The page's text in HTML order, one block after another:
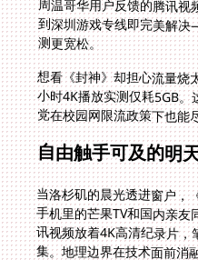
测更宽松。
想看《封神》却担心流量烧
小时4K播放实测仅耗5GB
党在校园网限流政策下也能
自由触手可及的明
当洛杉矶的晨光透进窗户，
手机里的芒果TV和国内亲友
讯视频放着4K高清纪录片
集。地理边界在技术面前